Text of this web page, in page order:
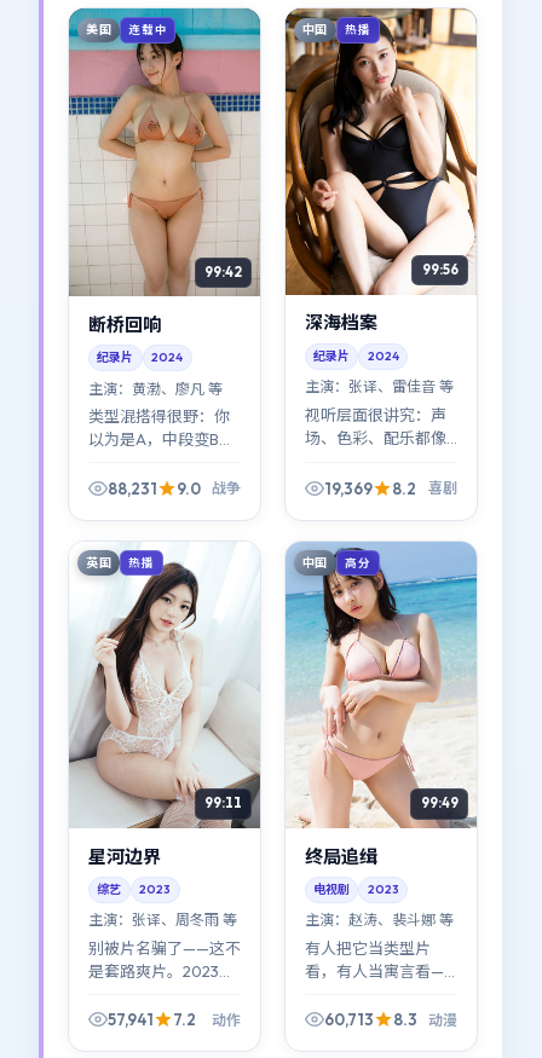
空间诗。
美国 连载中
99:42
断桥回响
纪录片 2024
主演： 黄渤、廖凡 等
类型混搭得很野：你
以为是A，中段变B，
《断桥回响》像一次
88,231 9.0 战争
中国 热播
99:56
深海档案
纪录片 2024
主演： 张译、雷佳音 等
视听层面很讲究：声
场、色彩、配乐都像
档案》不是「看完就
空间诗。
19,369 8.2 喜剧
英国 热播
99:11
星河边界
综艺 2023
主演： 张译、周冬雨 等
别被片名骗了——这不
是套路爽片。2023年
作做壳，讲的是普通
57,941 7.2 动作
中国 高分
99:49
终局追缉
电视剧 2023
主演： 赵涛、裴斗娜 等
有人把它当类型片
看，有人当寓言看——
最迷人的地方在于：
60,713 8.3 动漫